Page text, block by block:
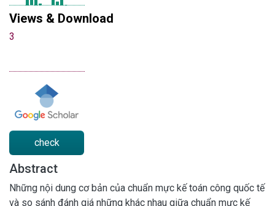
Views & Download
3
check
Abstract
Những nội dung cơ bản của chuẩn mực kế toán công quốc tế
và so sánh đánh giá những khác nhau giữa chuẩn mực kế